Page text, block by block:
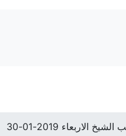
2019-01-30